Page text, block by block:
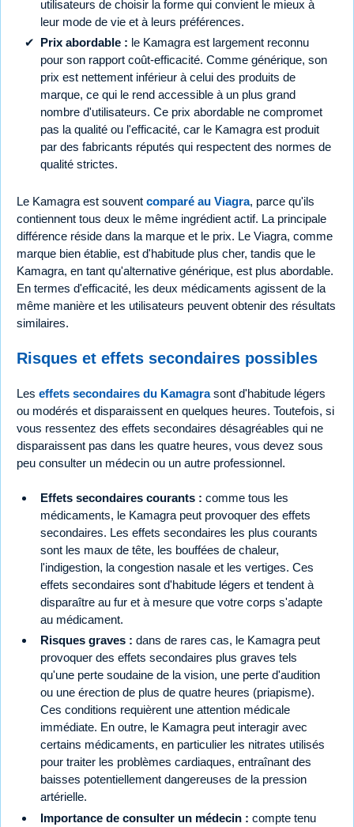
utilisateurs de choisir la forme qui convient le mieux à
leur mode de vie et à leurs préférences.
Prix abordable : le Kamagra est largement reconnu
pour son rapport coût-efficacité. Comme générique, son
prix est nettement inférieur à celui des produits de
marque, ce qui le rend accessible à un plus grand
nombre d'utilisateurs. Ce prix abordable ne compromet
pas la qualité ou l'efficacité, car le Kamagra est produit
par des fabricants réputés qui respectent des normes de
qualité strictes.
Le Kamagra est souvent comparé au Viagra, parce qu'ils
contiennent tous deux le même ingrédient actif. La principale
différence réside dans la marque et le prix. Le Viagra, comme
marque bien établie, est d'habitude plus cher, tandis que le
Kamagra, en tant qu'alternative générique, est plus abordable.
En termes d'efficacité, les deux médicaments agissent de la
même manière et les utilisateurs peuvent obtenir des résultats
similaires.
Risques et effets secondaires possibles
Les effets secondaires du Kamagrasont d'habitude légers
ou modérés et disparaissent en quelques heures. Toutefois, si
vous ressentez des effets secondaires désagréables qui ne
disparaissent pas dans les quatre heures, vous devez sous
peu consulter un médecin ou un autre professionnel.
Effets secondaires courants : comme tous les
médicaments, le Kamagra peut provoquer des effets
secondaires. Les effets secondaires les plus courants
sont les maux de tête, les bouffées de chaleur,
l'indigestion, la congestion nasale et les vertiges. Ces
effets secondaires sont d'habitude légers et tendent à
disparaître au fur et à mesure que votre corps s'adapte
au médicament.
Risques graves : dans de rares cas, le Kamagra peut
provoquer des effets secondaires plus graves tels
qu'une perte soudaine de la vision, une perte d'audition
ou une érection de plus de quatre heures (priapisme).
Ces conditions requièrent une attention médicale
immédiate. En outre, le Kamagra peut interagir avec
certains médicaments, en particulier les nitrates utilisés
pour traiter les problèmes cardiaques, entraînant des
baisses potentiellement dangereuses de la pression
artérielle.
Importance de consulter un médecin : compte tenu